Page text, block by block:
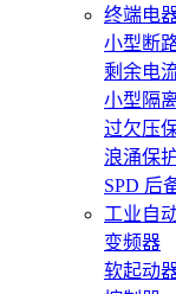
终端电
小型断
剩余电
小型隔
过欠压
浪涌保
SPD 后
工业自
变频器
软起动